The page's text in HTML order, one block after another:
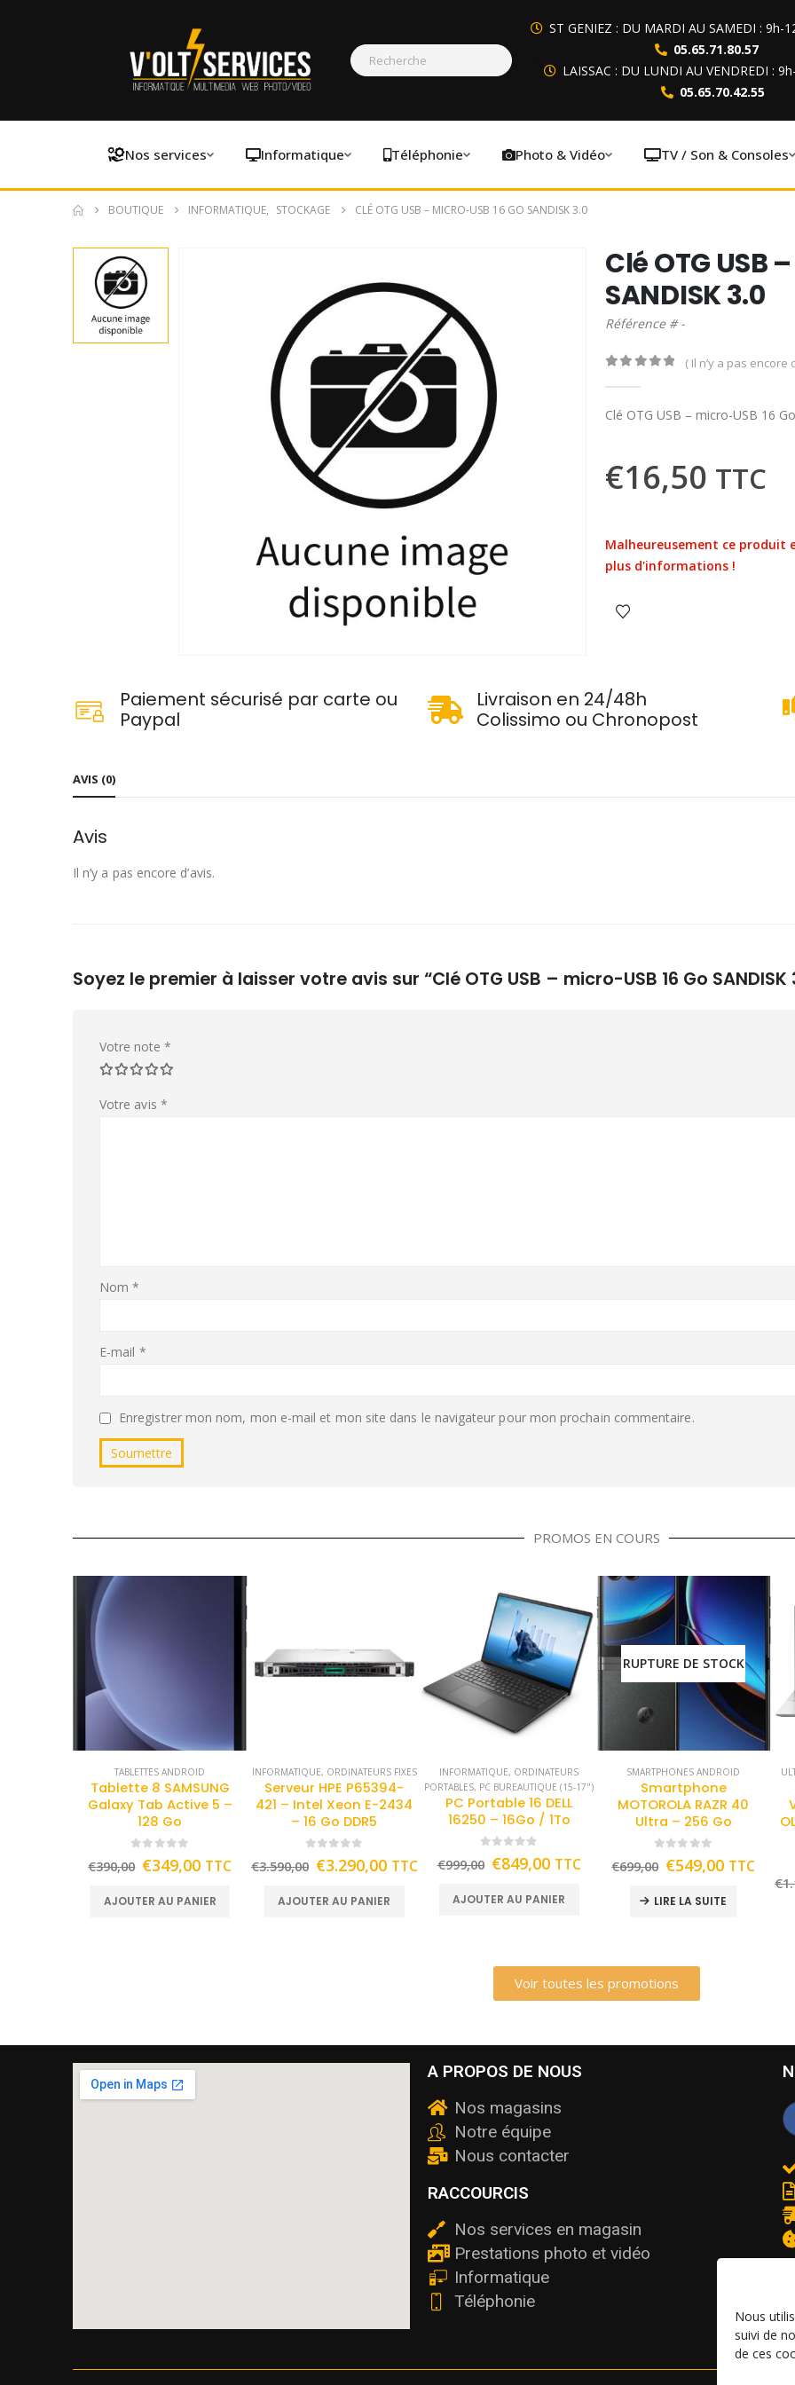
Nous
suivi de
de ces
ST GENIEZ : DU MARDI AU SAMEDI : 9h-
05.65.71.80.57
LAISSAC : DU LUNDI AU VENDREDI :
05.65.70.42.55
Nos services Informatique Téléphonie Photo & Vidéo TV / Son & Consoles
BOUTIQUE INFORMATIQUE, STOCKAGE CLÉ OTG USB – MICRO-USB 16 GO SANDISK 3.0
Clé OTG USB
SANDISK 3.0
Référence # -
( Il n’y a pas encore
Clé OTG USB – micro-USB 16
€16,50 TTC
Malheureusement ce produit
plus d'informations !
Paiement sécurisé par carte ou
Paypal
Livraison en 24/48h
Colissimo ou Chronopost
AVIS (0)
Avis
Il n’y a pas encore d’avis.
Soyez le premier à laisser votre avis sur “Clé OTG USB – micro-USB 16 Go SANDISK
Votre note *
Votre avis *
Nom*
E-mail *
Enregistrer mon nom, mon e-mail et mon site dans le navigateur pour mon prochain commentaire.
PROMOS EN COURS
TABLETTES ANDROID
Tablette 8 SAMSUNG
Galaxy Tab Active 5 –
128 Go
€390,00 €349,00 TTC
AJOUTER AU PANIER
INFORMATIQUE, ORDINATEURS FIXES
Serveur HPE P65394-
421 – Intel Xeon E-2434
– 16 Go DDR5
€3.590,00 €3.290,00 TTC
AJOUTER AU PANIER
INFORMATIQUE, ORDINATEURS
PORTABLES, PC BUREAUTIQUE (15-17")
PC Portable 16 DELL
16250 – 16Go / 1To
€999,00 €849,00 TTC
AJOUTER AU PANIER
RUPTURE DE STOCK
SMARTPHONES ANDROID
Smartphone
MOTOROLA RAZR 40
Ultra – 256 Go
€699,00 €549,00 TTC
LIRE LA SUITE
€
Voir toutes les promotions
A PROPOS DE NOUS
Nos magasins
Notre équipe
Nous contacter
RACCOURCIS
Nos services en magasin
Prestations photo et vidéo
Informatique
Téléphonie